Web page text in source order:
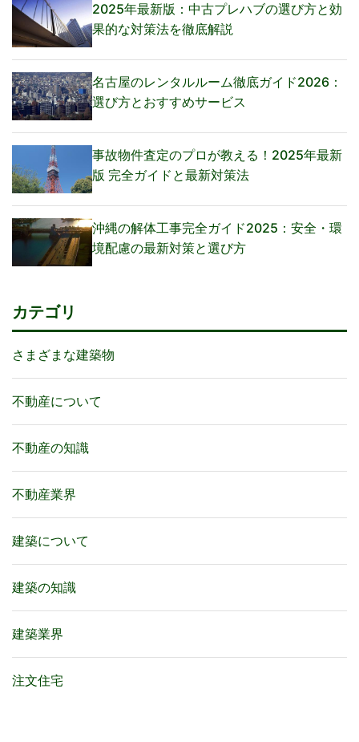
2025年最新版：中古プレハブの選び方と効
果的な対策法を徹底解説
名古屋のレンタルルーム徹底ガイド2026：
選び方とおすすめサービス
事故物件査定のプロが教える！2025年最新
版 完全ガイドと最新対策法
沖縄の解体工事完全ガイド2025：安全・環
境配慮の最新対策と選び方
カテゴリ
さまざまな建築物
不動産について
不動産の知識
不動産業界
建築について
建築の知識
建築業界
注文住宅